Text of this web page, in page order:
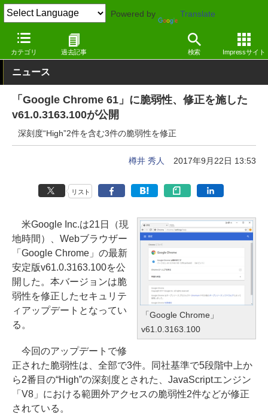
Powered by Translate
カテゴリ 過去記事 検索 Impressサイト
窓の杜 セキュリティ
ニュース
「Google Chrome 61」に脆弱性、修正を施した
v61.0.3163.100が公開
深刻度“High”2件を含む3件の脆弱性を修正
樽井 秀人 2017年9月22日 13:53
リスト
「Google Chrome」
v61.0.3163.100
米Google Inc.は21日（現
地時間）、Webブラウザー
「Google Chrome」の最新
安定版v61.0.3163.100を公
開した。本バージョンは脆
弱性を修正したセキュリテ
ィアップデートとなってい
る。
今回のアップデートで修
正された脆弱性は、全部で3件。同社基準で5段階中上か
ら2番目の“High”の深刻度とされた、JavaScriptエンジン
「V8」における範囲外アクセスの脆弱性2件などが修正
されている。